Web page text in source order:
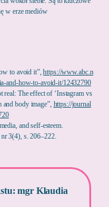
w erze mediów
to avoid it”,https://www.abc.n
and-how-to-avoid-it/12432790
real: The effect of ‘Instagram vs
and body image”, https://journal
and self-esteem.
3(4), s. 206–222.
mgr Klaudia